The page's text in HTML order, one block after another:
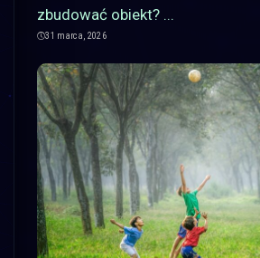
zbudować obiekt? ...
31 marca, 2026